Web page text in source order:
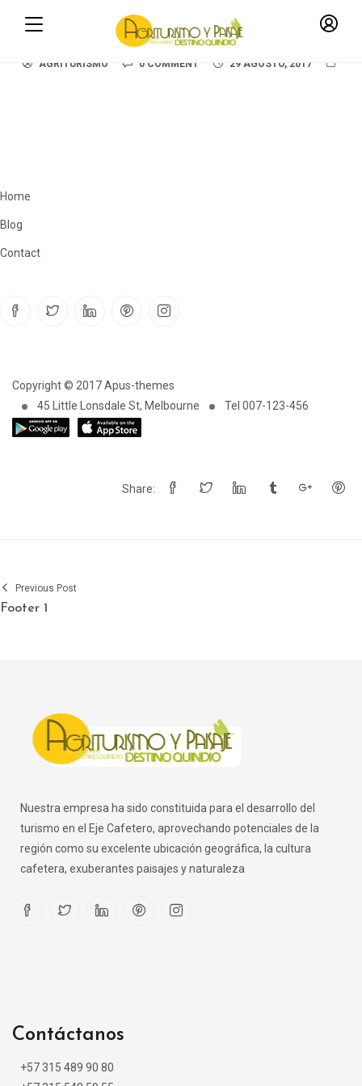
Footer 2
AGRITURISMO 0 COMMENT 29 AGOSTO, 2017
Home
Blog
Contact
Copyright © 2017 Apus-themes
45 Little Lonsdale St, Melbourne
Tel 007-123-456
Share:
Previous Post
Footer 1
Nuestra empresa ha sido constituida para el desarrollo del
turismo en el Eje Cafetero, aprovechando potenciales de la
región como su excelente ubicación geográfica, la cultura
cafetera, exuberantes paisajes y naturaleza
Contáctanos
+57 315 489 90 80